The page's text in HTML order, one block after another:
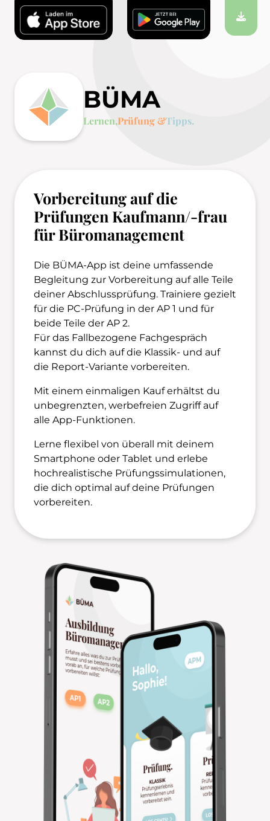
BÜMA
Lernen,Prüfung &Tipps.
Vorbereitung auf die
Prüfungen Kaufmann/-frau
für Büromanagement
Die BÜMA-App ist deine umfassende
Begleitung zur Vorbereitung auf alle Teile
deiner Abschlussprüfung. Trainiere gezielt
für die PC-Prüfung in der AP 1 und für
beide Teile der AP 2.
Für das Fallbezogene Fachgespräch
kannst du dich auf die Klassik- und auf
die Report-Variante vorbereiten.
Mit einem einmaligen Kauf erhältst du
unbegrenzten, werbefreien Zugriff auf
alle App-Funktionen.
Lerne flexibel von überall mit deinem
Smartphone oder Tablet und erlebe
hochrealistische Prüfungssimulationen,
die dich optimal auf deine Prüfungen
vorbereiten.